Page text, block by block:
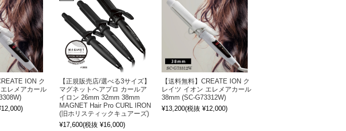
ION ク
レメアカール
【正規販売店/選べる3サイズ】
マグネットヘアプロ カールア
イロン 26mm 32mm 38mm
MAGNET Hair Pro CURL IRON
(旧ホリスティックキュアーズ)
¥17,600(税抜 ¥16,000)
【送料無料】CREATE ION ク
レイツ イオン エレメアカール
38mm (SC-G73312W)
¥13,200(税抜 ¥12,000)